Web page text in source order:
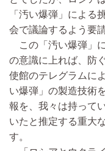
「汚い爆弾」による
会で議論するよう要
この「汚い爆弾」
の意識に上れば、防
使館のテレグラムに
い爆弾」の製造技術
報を、我々は持って
いたと推定する重大
す。